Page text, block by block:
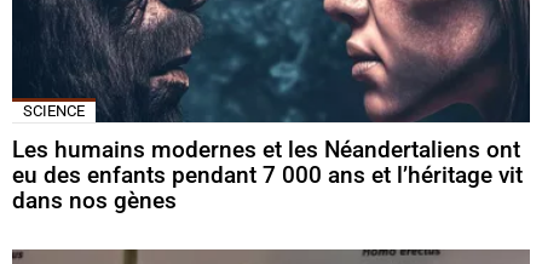
SCIENCE
Les humains modernes et les Néandertaliens ont
eu des enfants pendant 7 000 ans et l’héritage vit
dans nos gènes